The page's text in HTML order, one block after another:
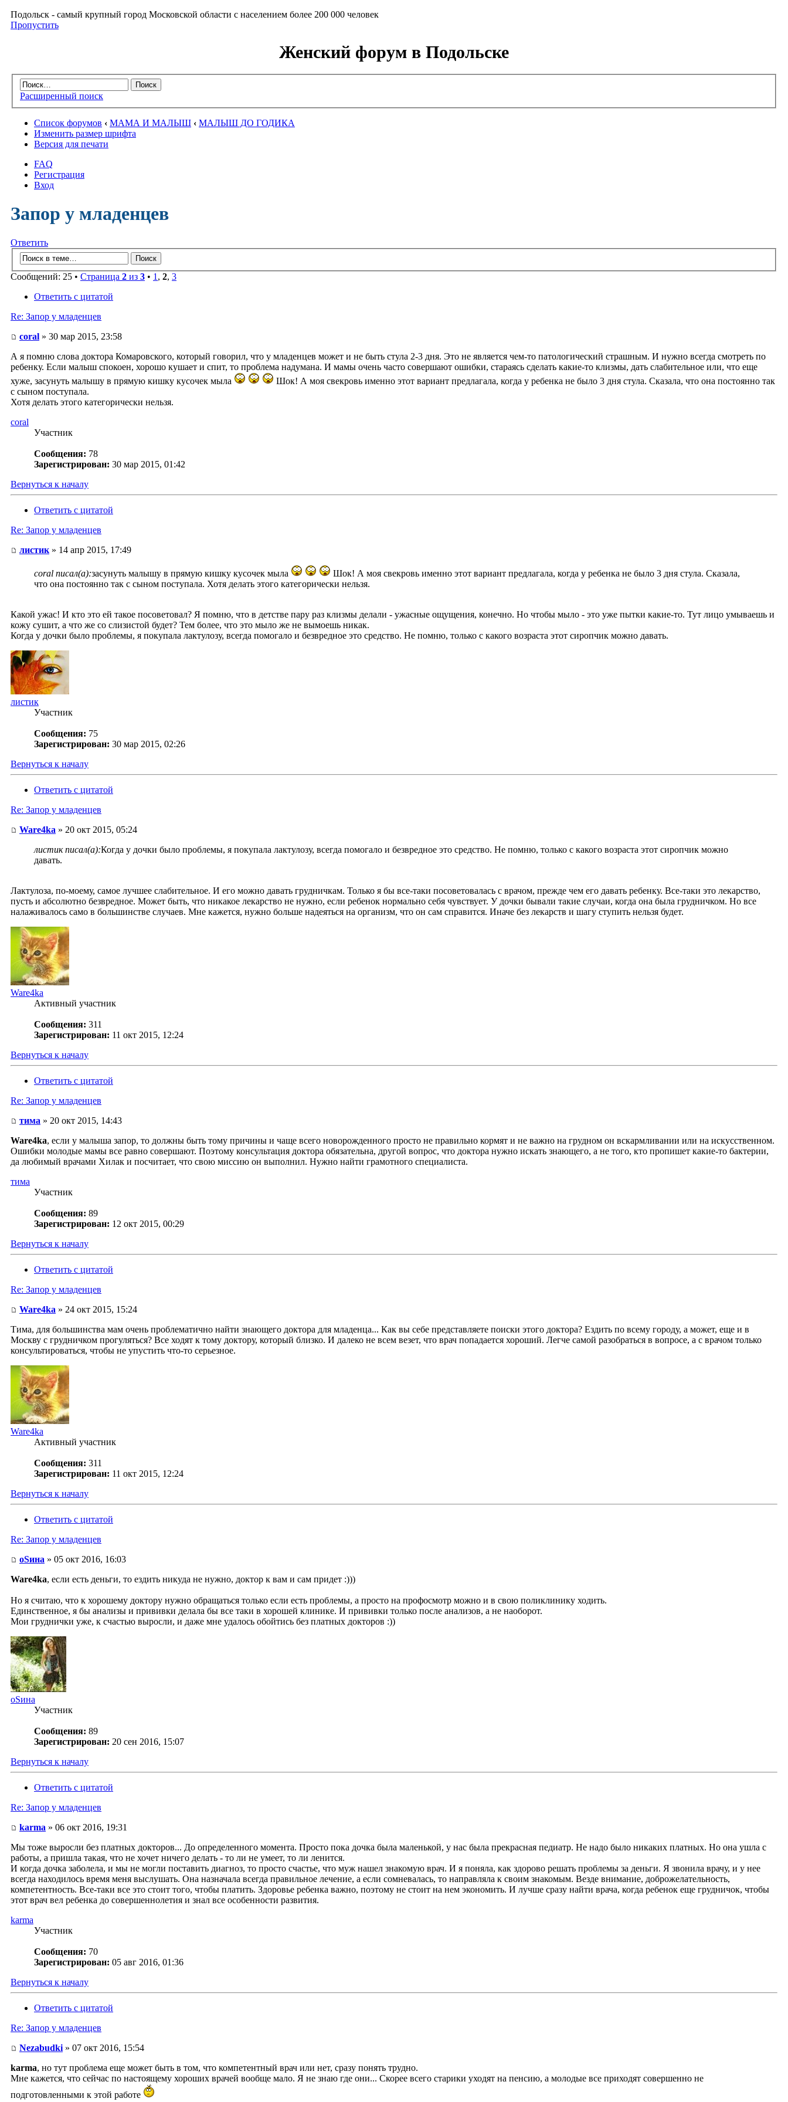
Подольск - самый крупный город Московской области с населением более 200 000 человек
Пропустить
Женский форум в Подольске
Расширенный поиск
Список форумов ‹ МАМА И МАЛЫШ ‹ МАЛЫШ ДО ГОДИКА
Изменить размер шрифта
Версия для печати
FAQ
Регистрация
Вход
Запор у младенцев
Ответить
Сообщений: 25 • Страница 2 из 3 • 1 , 2, 3
Ответить с цитатой
Re: Запор у младенцев
coral » 30 мар 2015, 23:58
А я помню слова доктора Комаровского, который говорил, что у младенцев может и не быть стула 2-3 дня. Это не является чем-то патологический страшным. И нужно всегда смотреть по
ребенку. Если малыш спокоен, хорошо кушает и спит, то проблема надумана. И мамы очень часто совершают ошибки, стараясь сделать какие-то клизмы, дать слабительное или, что еще
хуже, засунуть малышу в прямую кишку кусочек мыла
Шок! А моя свекровь именно этот вариант предлагала, когда у ребенка не было 3 дня стула. Сказала, что она постоянно так
с сыном поступала.
Хотя делать этого категорически нельзя.
coral
Участник
Сообщения: 78
Зарегистрирован: 30 мар 2015, 01:42
Вернуться к началу
Ответить с цитатой
Re: Запор у младенцев
листик » 14 апр 2015, 17:49
coral писал(а):засунуть малышу в прямую кишку кусочек мыла
Шок! А моя свекровь именно этот вариант предлагала, когда у ребенка не было 3 дня стула. Сказала,
что она постоянно так с сыном поступала. Хотя делать этого категорически нельзя.
Какой ужас! И кто это ей такое посоветовал? Я помню, что в детстве пару раз клизмы делали - ужасные ощущения, конечно. Но чтобы мыло - это уже пытки какие-то. Тут лицо умываешь и
кожу сушит, а что же со слизистой будет? Тем более, что это мыло же не вымоешь никак.
Когда у дочки было проблемы, я покупала лактулозу, всегда помогало и безвредное это средство. Не помню, только с какого возраста этот сиропчик можно давать.
листик
Участник
Сообщения: 75
Зарегистрирован: 30 мар 2015, 02:26
Вернуться к началу
Ответить с цитатой
Re: Запор у младенцев
Ware4ka » 20 окт 2015, 05:24
листик писал(а):Когда у дочки было проблемы, я покупала лактулозу, всегда помогало и безвредное это средство. Не помню, только с какого возраста этот сиропчик можно
давать.
Лактулоза, по-моему, самое лучшее слабительное. И его можно давать грудничкам. Только я бы все-таки посоветовалась с врачом, прежде чем его давать ребенку. Все-таки это лекарство,
пусть и абсолютно безвредное. Может быть, что никакое лекарство не нужно, если ребенок нормально себя чувствует. У дочки бывали такие случаи, когда она была грудничком. Но все
налаживалось само в большинстве случаев. Мне кажется, нужно больше надеяться на организм, что он сам справится. Иначе без лекарств и шагу ступить нельзя будет.
Ware4ka
Активный участник
Сообщения: 311
Зарегистрирован: 11 окт 2015, 12:24
Вернуться к началу
Ответить с цитатой
Re: Запор у младенцев
тима » 20 окт 2015, 14:43
Ware4ka, если у малыша запор, то должны быть тому причины и чаще всего новорожденного просто не правильно кормят и не важно на грудном он вскармливании или на искусственном.
Ошибки молодые мамы все равно совершают. Поэтому консультация доктора обязательна, другой вопрос, что доктора нужно искать знающего, а не того, кто пропишет какие-то бактерии,
да любимый врачами Хилак и посчитает, что свою миссию он выполнил. Нужно найти грамотного специалиста.
тима
Участник
Сообщения: 89
Зарегистрирован: 12 окт 2015, 00:29
Вернуться к началу
Ответить с цитатой
Re: Запор у младенцев
Ware4ka » 24 окт 2015, 15:24
Тима, для большинства мам очень проблематично найти знающего доктора для младенца... Как вы себе представляете поиски этого доктора? Ездить по всему городу, а может, еще и в
Москву с грудничком прогуляться? Все ходят к тому доктору, который близко. И далеко не всем везет, что врач попадается хороший. Легче самой разобраться в вопросе, а с врачом только
консультироваться, чтобы не упустить что-то серьезное.
Ware4ka
Активный участник
Сообщения: 311
Зарегистрирован: 11 окт 2015, 12:24
Вернуться к началу
Ответить с цитатой
Re: Запор у младенцев
оSина » 05 окт 2016, 16:03
Ware4ka, если есть деньги, то ездить никуда не нужно, доктор к вам и сам придет :)))
Но я считаю, что к хорошему доктору нужно обращаться только если есть проблемы, а просто на профосмотр можно и в свою поликлинику ходить.
Единственное, я бы анализы и прививки делала бы все таки в хорошей клинике. И прививки только после анализов, а не наоборот.
Мои груднички уже, к счастью выросли, и даже мне удалось обойтись без платных докторов :))
оSина
Участник
Сообщения: 89
Зарегистрирован: 20 сен 2016, 15:07
Вернуться к началу
Ответить с цитатой
Re: Запор у младенцев
karma » 06 окт 2016, 19:31
Мы тоже выросли без платных докторов... До определенного момента. Просто пока дочка была маленькой, у нас была прекрасная педиатр. Не надо было никаких платных. Но она ушла с
работы, а пришла такая, что не хочет ничего делать - то ли не умеет, то ли ленится.
И когда дочка заболела, и мы не могли поставить диагноз, то просто счастье, что муж нашел знакомую врач. И я поняла, как здорово решать проблемы за деньги. Я звонила врачу, и у нее
всегда находилось время меня выслушать. Она назначала всегда правильное лечение, а если сомневалась, то направляла к своим знакомым. Везде внимание, доброжелательность,
компетентность. Все-таки все это стоит того, чтобы платить. Здоровье ребенка важно, поэтому не стоит на нем экономить. И лучше сразу найти врача, когда ребенок еще грудничок, чтобы
этот врач вел ребенка до совершеннолетия и знал все особенности развития.
karma
Участник
Сообщения: 70
Зарегистрирован: 05 авг 2016, 01:36
Вернуться к началу
Ответить с цитатой
Re: Запор у младенцев
Nezabudki » 07 окт 2016, 15:54
karma, но тут проблема еще может быть в том, что компетентный врач или нет, сразу понять трудно.
Мне кажется, что сейчас по настоящему хороших врачей вообще мало. Я не знаю где они... Скорее всего старики уходят на пенсию, а молодые все приходят совершенно не
подготовленными к этой работе